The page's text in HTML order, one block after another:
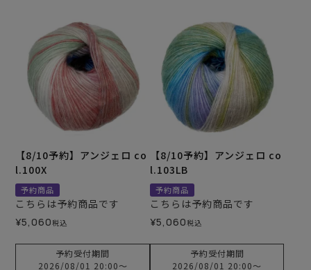
【8/10予約】アンジェロ co
l.100X
予約商品
こちらは予約商品です
¥5,060税込
予約受付期間
2026/08/01 20:00〜
【8/10予約】アンジェロ co
l.103LB
予約商品
こちらは予約商品です
¥5,060税込
予約受付期間
2026/08/01 20:00〜